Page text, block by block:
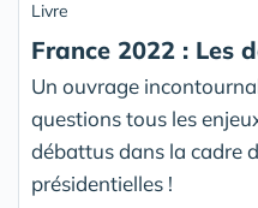
Livre
France 2022 : Les
Un ouvrage
questions tous les
débattus dans la cadre
présidentielles !